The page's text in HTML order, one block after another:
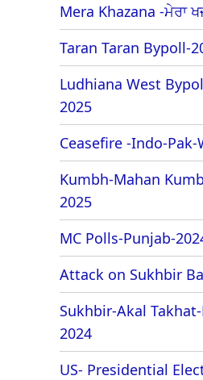
Mera Khazana -ਮੇਰਾ
Taran Taran Bypoll-
Ludhiana West
2025
Ceasefire -Indo-Pak-
Kumbh-Mahan
2025
MC Polls-Punjab-
Attack on Sukhbir
Sukhbir-Akal
2024
US- Presidential